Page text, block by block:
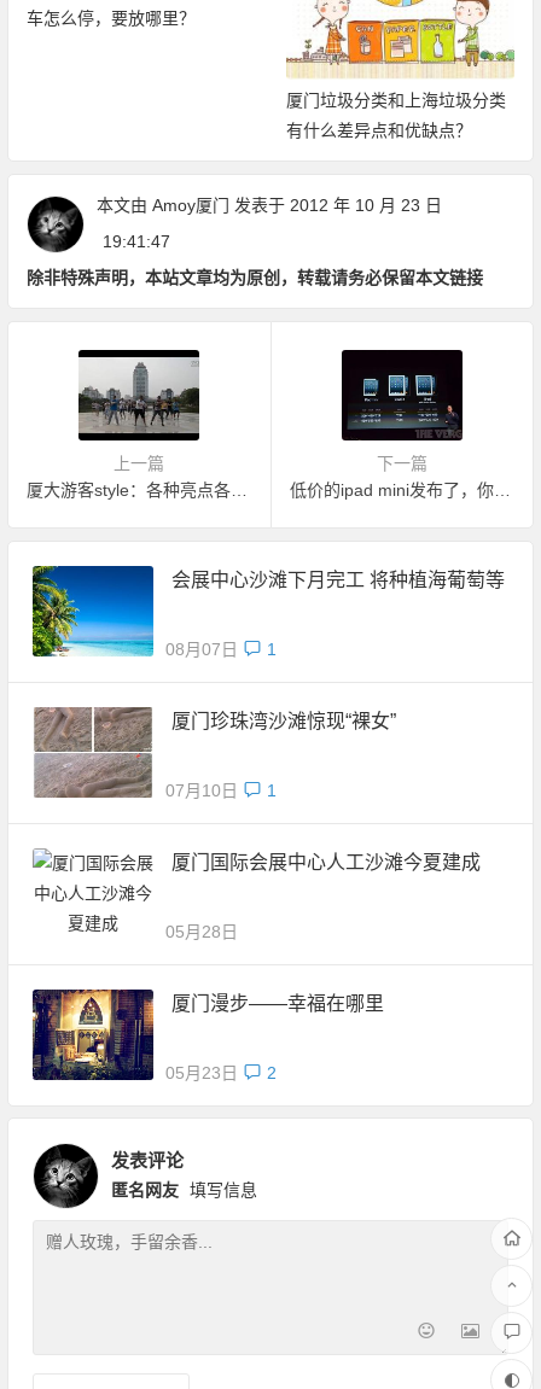
车怎么停，要放哪里？
厦门垃圾分类和上海垃圾分类
有什么差异点和优缺点？
本文由 Amoy厦门 发表于 2012 年 10 月 23 日
19:41:47
除非特殊声明，本站文章均为原创，转载请务必保留本文链接
上一篇
厦大游客style：各种亮点各种搞笑
下一篇
低价的ipad mini发布了，你会买吗？
会展中心沙滩下月完工 将种植海葡萄等
08月07日 1
厦门珍珠湾沙滩惊现“裸女”
07月10日 1
厦门国际会展中心人工沙滩今夏建成
05月28日
厦门漫步——幸福在哪里
05月23日 2
发表评论
匿名网友 填写信息